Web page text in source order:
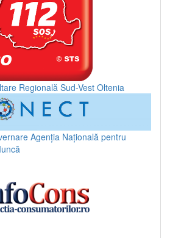
Regională Sud-Vest Oltenia
Agenția Națională pentru